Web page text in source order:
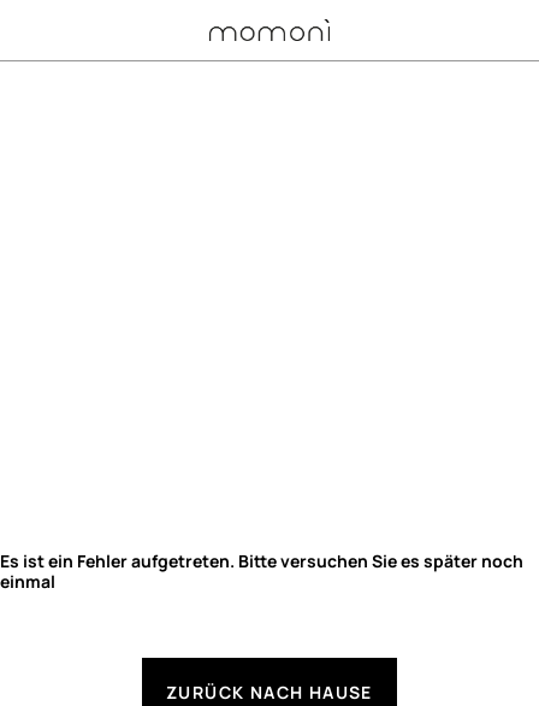
Es ist ein Fehler aufgetreten. Bitte versuchen Sie es später noch
einmal
ZURÜCK NACH HAUSE